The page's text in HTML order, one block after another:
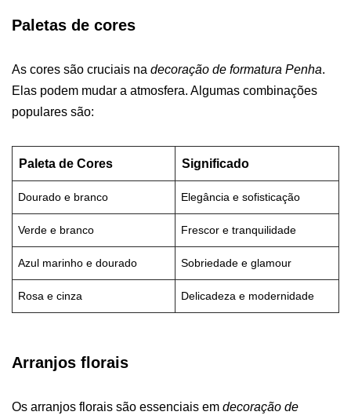
Paletas de cores
As cores são cruciais na decoração de formatura Penha.
Elas podem mudar a atmosfera. Algumas combinações
populares são:
Paleta de Cores Significado
Dourado e branco Elegância e sofisticação
Verde e branco Frescor e tranquilidade
Azul marinho e dourado Sobriedade e glamour
Rosa e cinza Delicadeza e modernidade
Arranjos florais
Os arranjos florais são essenciais em decoração de